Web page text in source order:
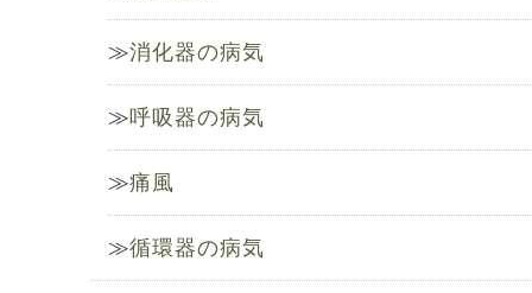
消化器の病気
呼吸器の病気
痛風
循環器の病気